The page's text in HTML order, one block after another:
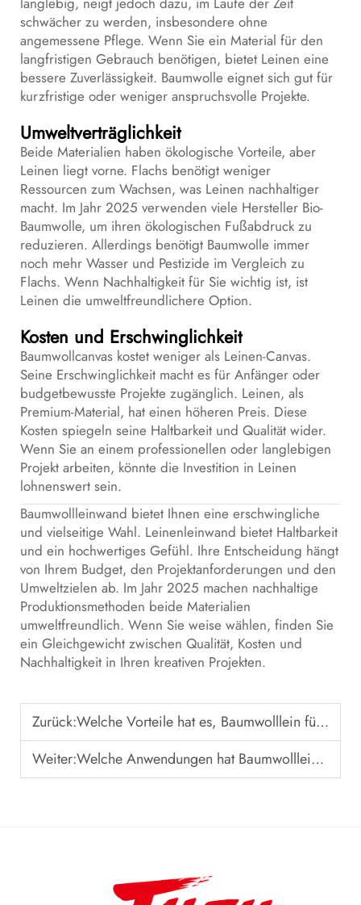
schwächer zu werden, insbesondere ohne
angemessene Pflege. Wenn Sie ein Material für den
langfristigen Gebrauch benötigen, bietet Leinen eine
bessere Zuverlässigkeit. Baumwolle eignet sich gut für
kurzfristige oder weniger anspruchsvolle Projekte.
Umweltverträglichkeit
Beide Materialien haben ökologische Vorteile, aber
Leinen liegt vorne. Flachs benötigt weniger
Ressourcen zum Wachsen, was Leinen nachhaltiger
macht. Im Jahr 2025 verwenden viele Hersteller Bio-
Baumwolle, um ihren ökologischen Fußabdruck zu
reduzieren. Allerdings benötigt Baumwolle immer
noch mehr Wasser und Pestizide im Vergleich zu
Flachs. Wenn Nachhaltigkeit für Sie wichtig ist, ist
Leinen die umweltfreundlichere Option.
Kosten und Erschwinglichkeit
Baumwollcanvas kostet weniger als Leinen-Canvas.
Seine Erschwinglichkeit macht es für Anfänger oder
budgetbewusste Projekte zugänglich. Leinen, als
Premium-Material, hat einen höheren Preis. Diese
Kosten spiegeln seine Haltbarkeit und Qualität wider.
Wenn Sie an einem professionellen oder langlebigen
Projekt arbeiten, könnte die Investition in Leinen
lohnenswert sein.
Baumwollleinwand bietet Ihnen eine erschwingliche
und vielseitige Wahl. Leinenleinwand bietet Haltbarkeit
und ein hochwertiges Gefühl. Ihre Entscheidung hängt
von Ihrem Budget, den Projektanforderungen und den
Umweltzielen ab. Im Jahr 2025 machen nachhaltige
Produktionsmethoden beide Materialien
umweltfreundlich. Wenn Sie weise wählen, finden Sie
ein Gleichgewicht zwischen Qualität, Kosten und
Nachhaltigkeit in Ihren kreativen Projekten.
Zurück:Welche Vorteile hat es, Baumwolllein für Kunstwerke zu verwenden?
Weiter:Welche Anwendungen hat Baumwolllein in verschiedenen Branchen?